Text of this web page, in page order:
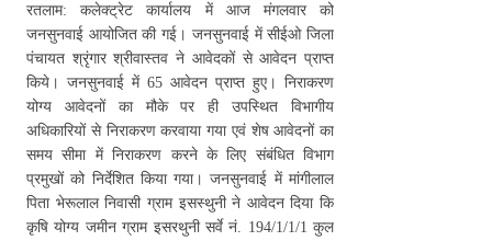
रतलाम: कलेक्ट्रेट कार्यालय में आज मंगलवार को
जनसुनवाई आयोजित की गई। जनसुनवाई में सीईओ जिला
पंचायत श्रृंगार श्रीवास्तव ने आवेदकों से आवेदन प्राप्त
किये। जनसुनवाई में 65 आवेदन प्राप्त हुए। निराकरण
योग्य आवेदनों का मौके पर ही उपस्थित विभागीय
अधिकारियों से निराकरण करवाया गया एवं शेष आवेदनों का
समय सीमा में निराकरण करने के लिए संबंधित विभाग
प्रमुखों को निर्देशित किया गया। जनसुनवाई में मांगीलाल
पिता भेरूलाल निवासी ग्राम इसस्थुनी ने आवेदन दिया कि
कृषि योग्य जमीन ग्राम इसरथुनी सर्वे नं. 194/1/1/1 कुल